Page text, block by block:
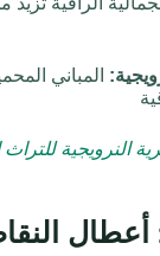
المباني
النرويجية